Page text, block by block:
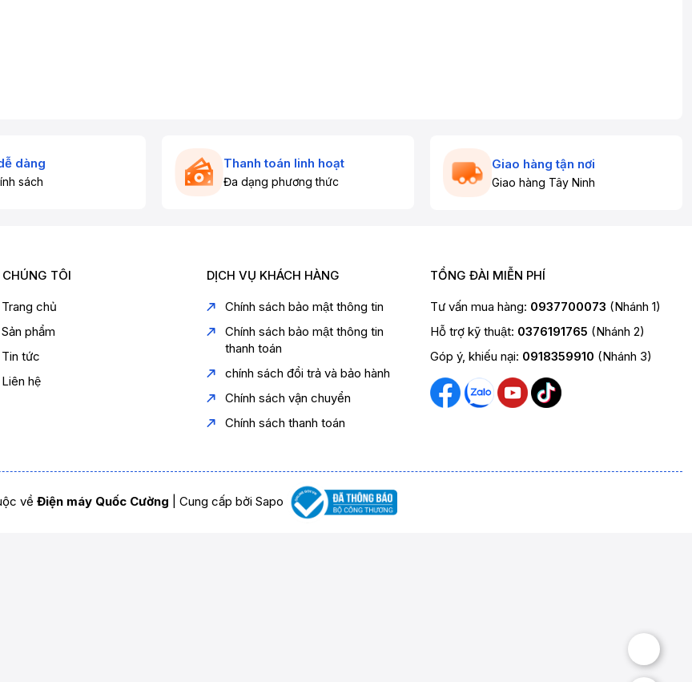
dàng
sách
Thanh toán linh hoạt
Đa dạng phương thức
Giao hàng tận nơi
Giao hàng Tây Ninh
TÔI
Trang chủ
Sản phẩm
Tin tức
Liên hệ
DỊCH VỤ KHÁCH HÀNG
Chính sách bảo mật thông tin
Chính sách bảo mật thông tin
thanh toán
chính sách đổi trả và bảo hành
Chính sách vận chuyển
Chính sách thanh toán
TỔNG ĐÀI MIỄN PHÍ
Tư vấn mua hàng: 0937700073 (Nhánh 1)
Hỗ trợ kỹ thuật: 0376191765 (Nhánh 2)
Góp ý, khiếu nại: 0918359910 (Nhánh 3)
về Điện máy Quốc Cường Cung cấp bởi Sapo